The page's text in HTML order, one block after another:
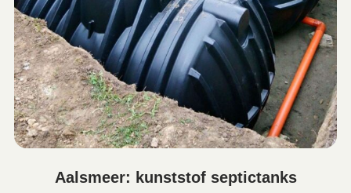
Aalsmeer: kunststof septictanks